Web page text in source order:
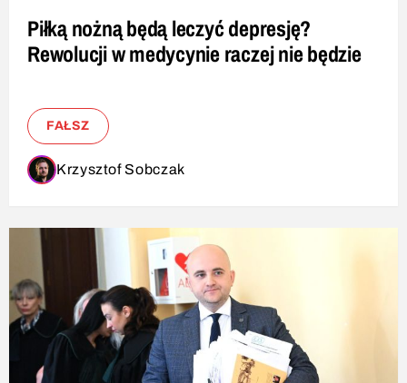
Piłką nożną będą leczyć depresję?
Rewolucji w medycynie raczej nie będzie
FAŁSZ
Krzysztof Sobczak